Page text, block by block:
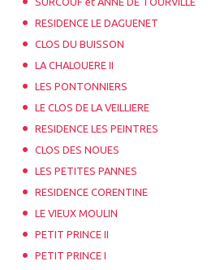
RESIDENCE LE DAGUENET
CLOS DU BUISSON
LA CHALOUERE II
LES PONTONNIERS
LE CLOS DE LA VEILLIERE
RESIDENCE LES PEINTRES
CLOS DES NOUES
LES PETITES PANNES
RESIDENCE CORENTINE
LE VIEUX MOULIN
PETIT PRINCE II
PETIT PRINCE I